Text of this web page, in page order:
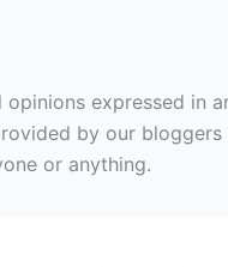
opinions expressed
by our
or anything.